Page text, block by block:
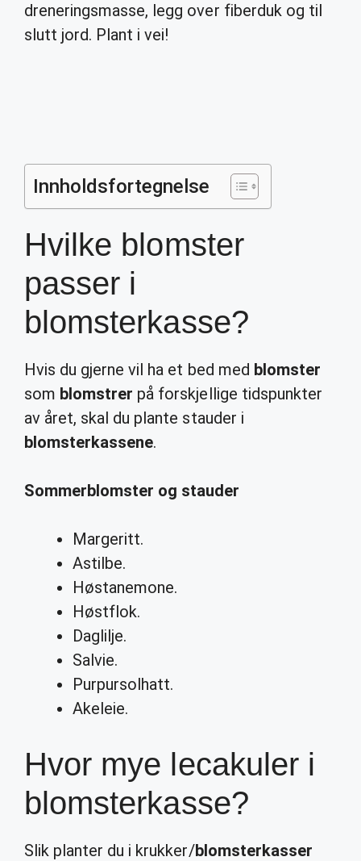
dreneringsmasse, legg over fiberduk og til
slutt jord. Plant i vei!
Innholdsfortegnelse
Hvilke blomster
passer i
blomsterkasse?
Hvis du gjerne vil ha et bed med blomster
som blomstrer på forskjellige tidspunkter
av året, skal du plante stauder i
blomsterkassene.
Sommerblomster og stauder
Margeritt.
Astilbe.
Høstanemone.
Høstflok.
Daglilje.
Salvie.
Purpursolhatt.
Akeleie.
Hvor mye lecakuler i
blomsterkasse?
Slik planter du i krukker/blomsterkasser